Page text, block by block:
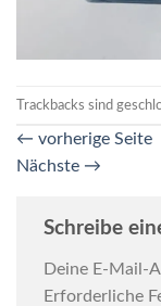
Trackbacks sind
← vorherige Seite
Nächste →
Schreibe
Deine E-Mail-
Erforderliche